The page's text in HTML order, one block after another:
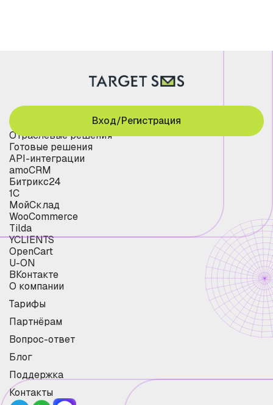
Отраслевые решения
Готовые решения
API-интеграции
amoCRM
Битрикс24
1С
МойСклад
WooCommerce
Tilda
YCLIENTS
OpenCart
U-ON
ВКонтакте
О компании
Тарифы
Партнёрам
Вопрос-ответ
Блог
Поддержка
Контакты
Вход/Регистрация